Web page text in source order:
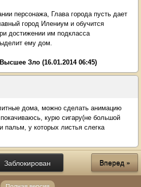
персонажа, Глава города пусть дает
город Илениум и обучится
достижении им подкласса
ему дом.
Высшее Зло (16.01.2014 06:45)
дома, можно сделать анимацию
курю сигару(не большой
у которых листья слегка
Заблокирован Вперед »